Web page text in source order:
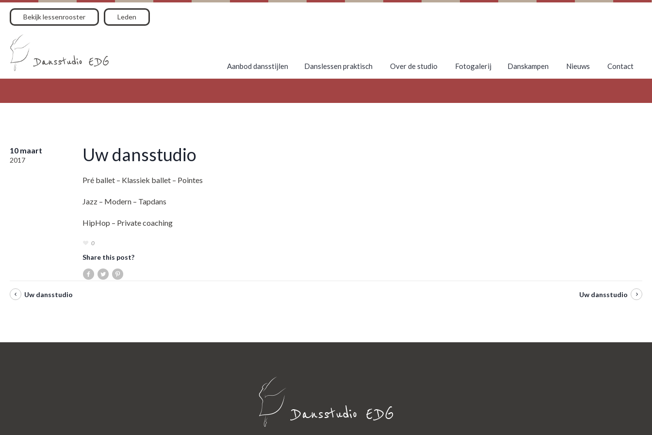
Bekijk lessenrooster Leden
Aanbod dansstijlen Danslessen praktisch Over de studio Fotogalerij Danskampen Nieuws Contact
10 maart
2017 Uw dansstudio
Pré ballet – Klassiek ballet – Pointes
Jazz – Modern – Tapdans
HipHop – Private coaching
0
Share this post?
Uw dansstudio Uw dansstudio